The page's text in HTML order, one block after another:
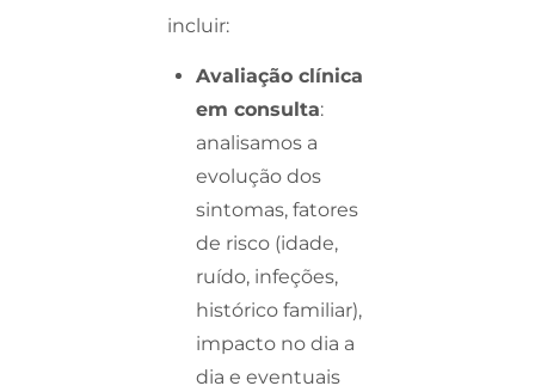
incluir:
Avaliação clínica
em consulta:
analisamos a
evolução dos
sintomas, fatores
de risco (idade,
ruído, infeções,
histórico familiar),
impacto no dia a
dia e eventuais